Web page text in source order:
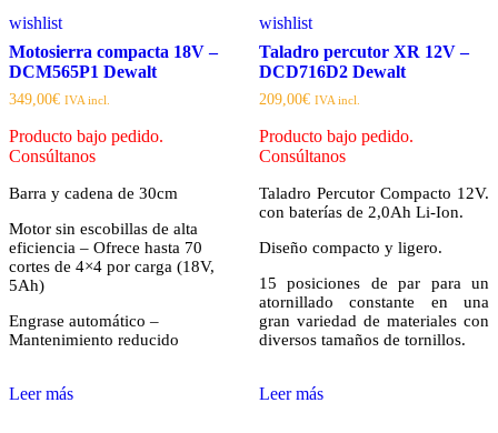
wishlist
Motosierra compacta 18V –
DCM565P1 Dewalt
349,00€ IVA incl.
Producto bajo pedido.
Consúltanos
Barra y cadena de 30cm
Motor sin escobillas de alta
eficiencia – Ofrece hasta 70
cortes de 4×4 por carga (18V,
5Ah)
Engrase automático –
Mantenimiento reducido
Leer más
wishlist
Taladro percutor XR 12V –
DCD716D2 Dewalt
209,00€ IVA incl.
Producto bajo pedido.
Consúltanos
Taladro Percutor Compacto 12V.
con baterías de 2,0Ah Li-Ion.
Diseño compacto y ligero.
15 posiciones de par para un
atornillado constante en una
gran variedad de materiales con
diversos tamaños de tornillos.
Leer más